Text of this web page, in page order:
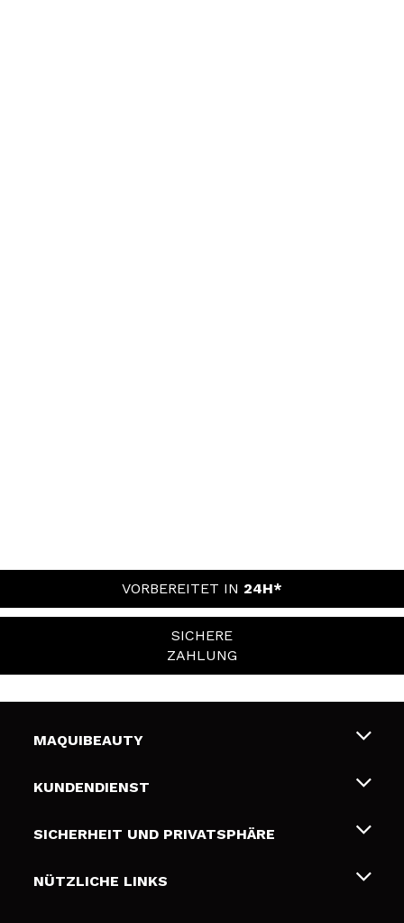
VORBEREITET IN 24H*
SICHERE
ZAHLUNG
MAQUIBEAUTY
Über uns
Geschenkkarten
KUNDENDIENST
Liefer- und Versandkosten
Zahlung
SICHERHEIT UND PRIVATSPHÄRE
Bedingungen und Datenschutz
NÜTZLICHE LINKS